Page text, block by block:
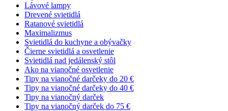
Lávové lampy
Drevené svietidlá
Ratanové svietidlá
Maximalizmus
Svietidlá do kuchyne a obývačky
Čierne svietidlá a osvetlenie
Svietidlá nad jedálenský stôl
Ako na vianočné osvetlenie
Tipy na vianočné darčeky do 20 €
Tipy na vianočné darčeky do 40 €
Tipy na vianočný darček
Tipy na vianočný darček do 75 €